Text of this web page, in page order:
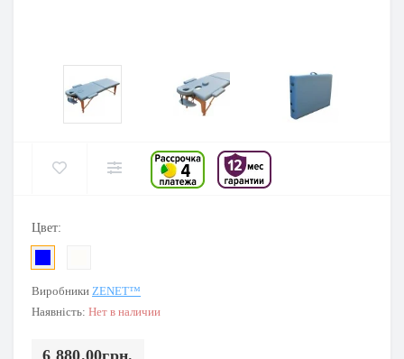
Цвет:
Виробники ZENET™
Наявність: Нет в наличии
6 880.00грн.